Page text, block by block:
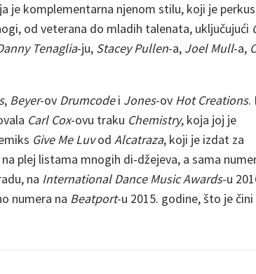
je komplementarna njenom stilu, koji je
od veterana do mladih talenata, uključujući
Tenaglia-ju, Stacey Pullen-a, Joel Mull-a,
, Beyer-ov Drumcodei Jones-ov Hot Creations.
Carl Cox-ovu traku Chemistry, koja joj je
Give Me Luvod Alcatraza, koji je izdat za
na plej listama mnogih di-džejeva, a sama
na International Dance Music Awards-u
numera na Beatport-u 2015. godine, što je čini